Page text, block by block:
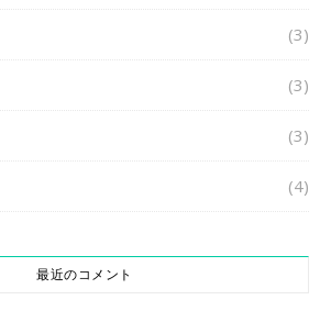
(3)
(3)
(3)
(4)
最近のコメント